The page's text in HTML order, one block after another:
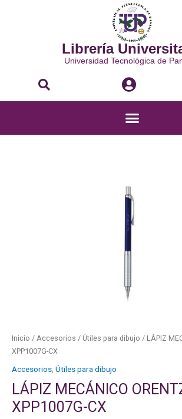
Librería
Universidad Tecnológica de
Buscar
Menú
Inicio / Accesorios / Útiles para dibujo / LÁPIZ
XPP1007G-CX
Accesorios Útiles para dibujo
LÁPIZ MECÁNICO
XPP1007G-CX